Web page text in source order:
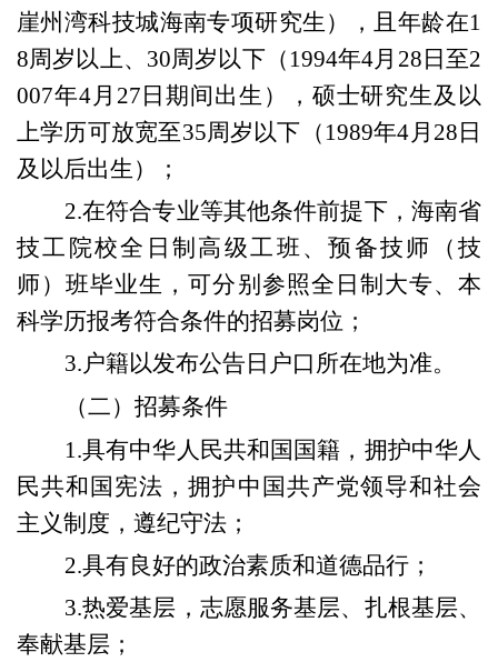
崖州湾科技城海南专项研究生），且年龄在1
8周岁以上、 30周岁以下（1994年4月 28 日至2
007年4月 27 日期间出生）， 硕士研究生及以
上学历可放宽至35周岁以下（1989年4月 28 日
及 以后出生）；
2.在符合专业等其他条件前提下， 海南省
技工院校全日制高级工班、预备技师（技
师）班毕业生，可分别参照全日制大专、本
科学历报考符合条件的招募岗位；
3.户籍以发布公告日户口所在地为准。
（二）招募条件
1.具有中华人民共和国国籍， 拥护中华人
民共和国宪法，拥护中国共产党领导和社会
主义制度，遵纪守法 ；
2.具有良好的政治素质和道德品行 ；
3.热爱基层，志愿服务基层、扎根基层、
奉献基层 ；